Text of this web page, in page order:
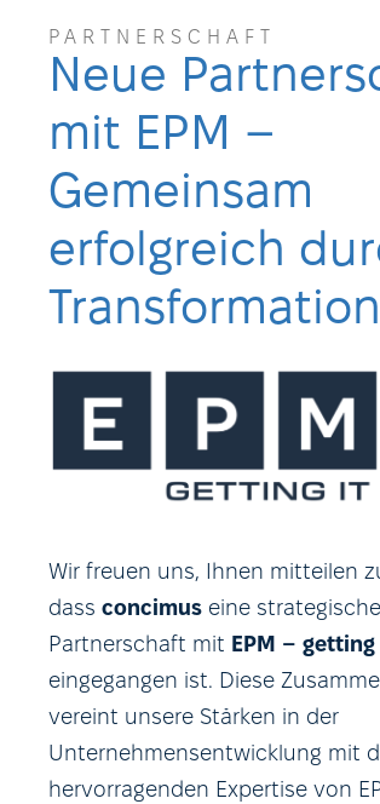
PARTNERSCHAFT
Neue
mit EPM –
Gemeinsam
erfolgreich
Transformation
Wir freuen uns, Ihnen mitteilen
dass concimus eine strategische
Partnerschaft mit EPM – getting
eingegangen ist. Diese
vereint unsere Stärken in der
Unternehmensentwicklung mit
hervorragenden Expertise von